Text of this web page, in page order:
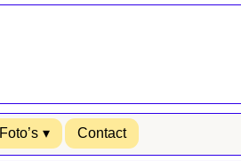
Foto’s Contact